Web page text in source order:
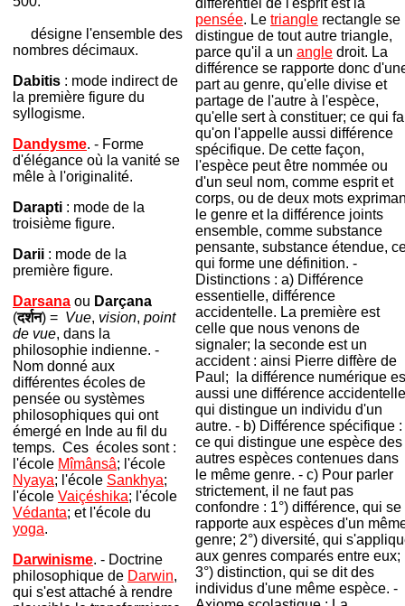
désigne l'ensemble des
nombres décimaux.
Dabitis : mode indirect de
la première figure du
syllogisme.
Dandysme. - Forme
d'élégance où la vanité se
mêle à l'originalité.
Darapti : mode de la
troisième figure.
Darii : mode de la
première figure.
Darsana ou Darçana
(दर्शन) = Vue, vision, point
de vue, dans la
philosophie indienne. -
Nom donné aux
différentes écoles de
pensée ou systèmes
philosophiques qui ont
émergé en Inde au fil du
temps. Ces écoles sont :
l'école Mîmânsâ; l'école
Nyaya; l'école Sankhya;
l'école Vaiçéshika; l'école
Védanta; et l'école du
yoga.
Darwinisme. - Doctrine
philosophique de Darwin,
qui s'est attaché à rendre
différentiel de l'esprit est la
pensée. Le triangle rectangle se
distingue de tout autre triangle,
parce qu'il a un angle droit. La
différence se rapporte donc
part au genre, qu'elle divise et
partage de l'autre à l'espèce,
qu'elle sert à constituer; ce qui
qu'on l'appelle aussi différence
spécifique. De cette façon,
l'espèce peut être nommée ou
d'un seul nom, comme esprit et
corps, ou de deux mots
le genre et la différence joints
ensemble, comme substance
pensante, substance étendue,
qui forme une définition. -
Distinctions : a) Différence
essentielle, différence
accidentelle. La première est
celle que nous venons de
signaler; la seconde est un
accident : ainsi Pierre diffère de
Paul; la différence numérique
aussi une différence
qui distingue un individu d'un
autre. - b) Différence spécifique :
ce qui distingue une espèce des
autres espèces contenues dans
le même genre. - c) Pour parler
strictement, il ne faut pas
confondre : 1°) différence, qui se
rapporte aux espèces d'un
genre; 2°) diversité, qui
aux genres comparés entre eux;
3°) distinction, qui se dit des
individus d'une même espèce. -